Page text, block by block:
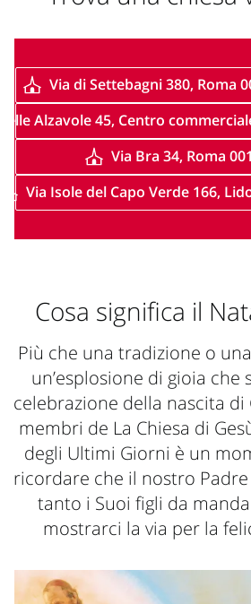
Via di Settebagni 380, Roma
Alzavole 45, Centro
Via Bra 34, Roma
Via Isole del Capo Verde 166,
Cosa significa il
Più che una tradizione o
un’esplosione di gioia che
celebrazione della nascita di
membri de La Chiesa di
degli Ultimi Giorni è un
ricordare che il nostro Padre
tanto i Suoi figli da
mostrarci la via per la